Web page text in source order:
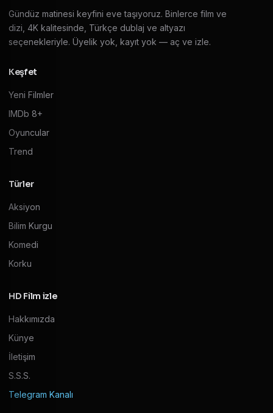
Gündüz matinesi keyfini eve taşıyoruz. Binlerce film ve
dizi, 4K kalitesinde, Türkçe dublaj ve altyazı
seçenekleriyle. Üyelik yok, kayıt yok — aç ve izle.
Keşfet
Yeni Filmler
IMDb 8+
Oyuncular
Trend
Türler
Aksiyon
Bilim Kurgu
Komedi
Korku
HD Film izle
Hakkımızda
Künye
İletişim
S.S.S.
Telegram Kanalı